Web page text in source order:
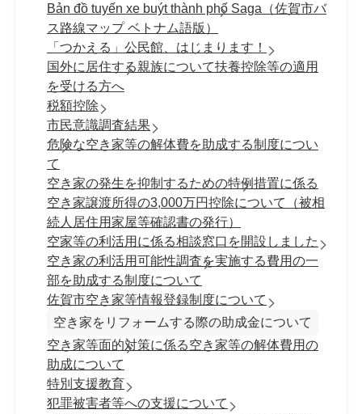
Bản đồ tuyến xe buýt thành phố Saga（佐賀市バ
ス路線マップ ベトナム語版）
「つかえる」公民館、はじまります！
国外に居住する親族について扶養控除等の適用
を受ける方へ
税額控除
市民意識調査結果
危険な空き家等の解体費を助成する制度につい
て
空き家の発生を抑制するための特例措置に係る
空き家譲渡所得の3,000万円控除について（被相
続人居住用家屋等確認書の発行）
空家等の利活用に係る相談窓口を開設しました
空き家の利活用可能性調査を実施する費用の一
部を助成する制度について
佐賀市空き家等情報登録制度について
空き家をリフォームする際の助成金について
空き家等面的対策に係る空き家等の解体費用の
助成について
特別支援教育
犯罪被害者等への支援について